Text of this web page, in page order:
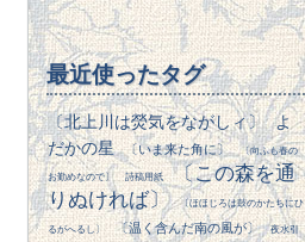
最近使ったタグ
〔北上川は熒気をながしィ〕 よ
だかの星
〔いま来た角に〕 〔向ふも春の
お勤めなので〕 詩稿用紙
〔この森を通
りぬければ〕
〔ほほじろは鼓のかたちにひ
るがへるし〕 〔温く含んだ南の風が〕 夜水引